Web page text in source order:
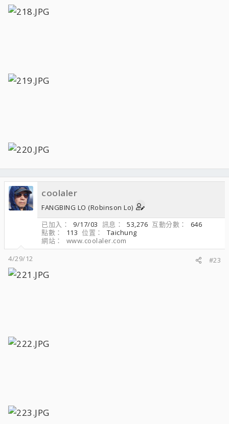
coolaler
FANGBING LO (Robinson Lo)
已加入
9/17/03 訊息 53,276 互動分數
646
點數
113 位置
Taichung
網站
www.coolaler.com
4/29/12
#23